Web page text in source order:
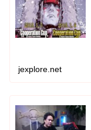
jexplore.net